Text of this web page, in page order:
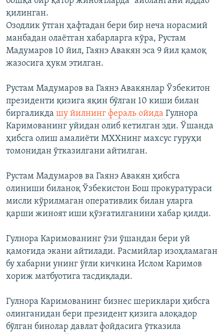
қилинган.
Озодлик ўтган ҳафтадан бери бир неча норасмий
манбадан олаётган хабарларга кўра, Рустам
Мадумаров 10 йил, Гаянэ Авакян эса 9 йил қамоқ
жазосига ҳукм этилган.
Рустам Мадумаров ва Гаянэ Авакянлар Ўзбекитон
президенти қизига яқин бўлган 10 киши билан
биргаликда шу йилнинг фераль ойида Гулнора
Каримованинг уйидан олиб кетилган эди. Ўшанда
ҳибсга олиш амалиёти МХХнинг махсус гуруҳи
томонидан ўтказилгани айтилган.
Рустам Мадумаров ва Гаянэ Авакян ҳибсга
олиниши биланоқ Ўзбекистон Бош прокуратураси
мисли кўрилмаган оперативлик билан уларга
қарши жиноят иши қўзғатилганини хабар қилди.
Гулнора Каримованинг ўзи ўшандан бери уй
қамоғида экани айтилади. Расмийлар изоҳламаган
бу хабарни унинг ўғли кичкина Ислом Каримов
хориж матбуотига тасдиқлади.
Гулнора Каримованинг бизнес шериклари ҳибсга
олинганидан бери президент қизига алоқадор
бўлган бинолар давлат фойдасига ўтказила